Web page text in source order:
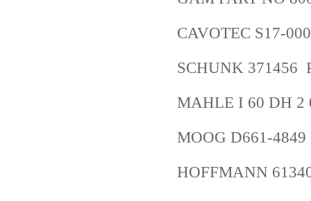
CAVOTEC S17-
SCHUNK 371456
MAHLE I 60 DH 2
MOOG D661-
HOFFMANN